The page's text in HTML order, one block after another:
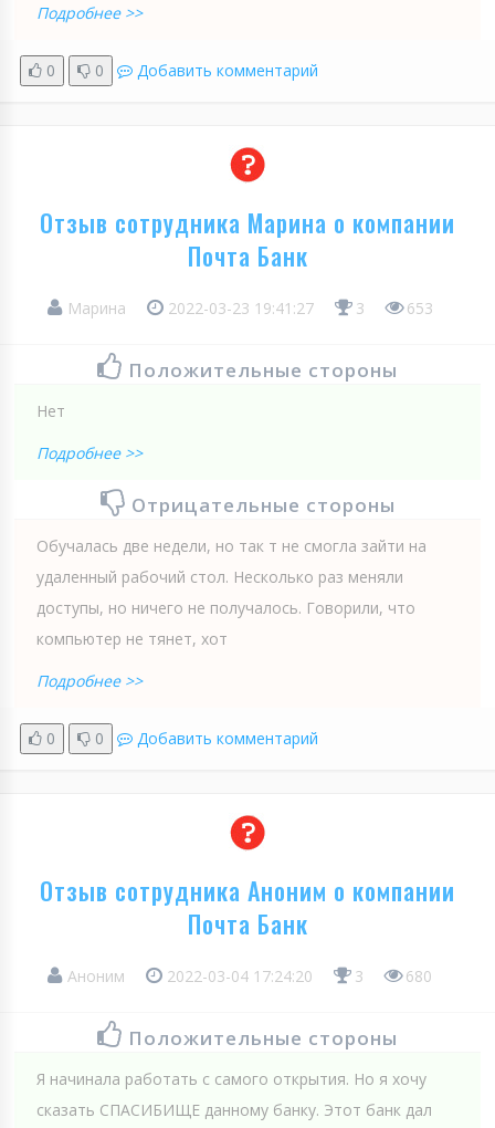
Подробнее >>
0 0 Добавить комментарий
Отзыв сотрудника Марина о компании
Почта Банк
Марина 2022-03-23 19:41:27 3 653
Положительные стороны
Нет
Подробнее >>
Отрицательные стороны
Обучалась две недели, но так т не смогла зайти на
удаленный рабочий стол. Несколько раз меняли
доступы, но ничего не получалось. Говорили, что
компьютер не тянет, хот
Подробнее >>
0 0 Добавить комментарий
Отзыв сотрудника Аноним о компании
Почта Банк
Аноним 2022-03-04 17:24:20 3 680
Положительные стороны
Я начинала работать с самого открытия. Но я хочу
сказать СПАСИБИЩЕ данному банку. Этот банк дал